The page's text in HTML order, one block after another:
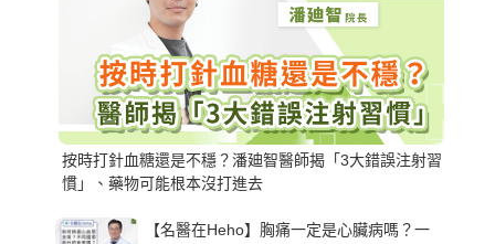
按時打針血糖還是不穩？潘廸智醫師揭「3大錯誤注射習
慣」、藥物可能根本沒打進去
【名醫在Heho】胸痛一定是心臟病嗎？一